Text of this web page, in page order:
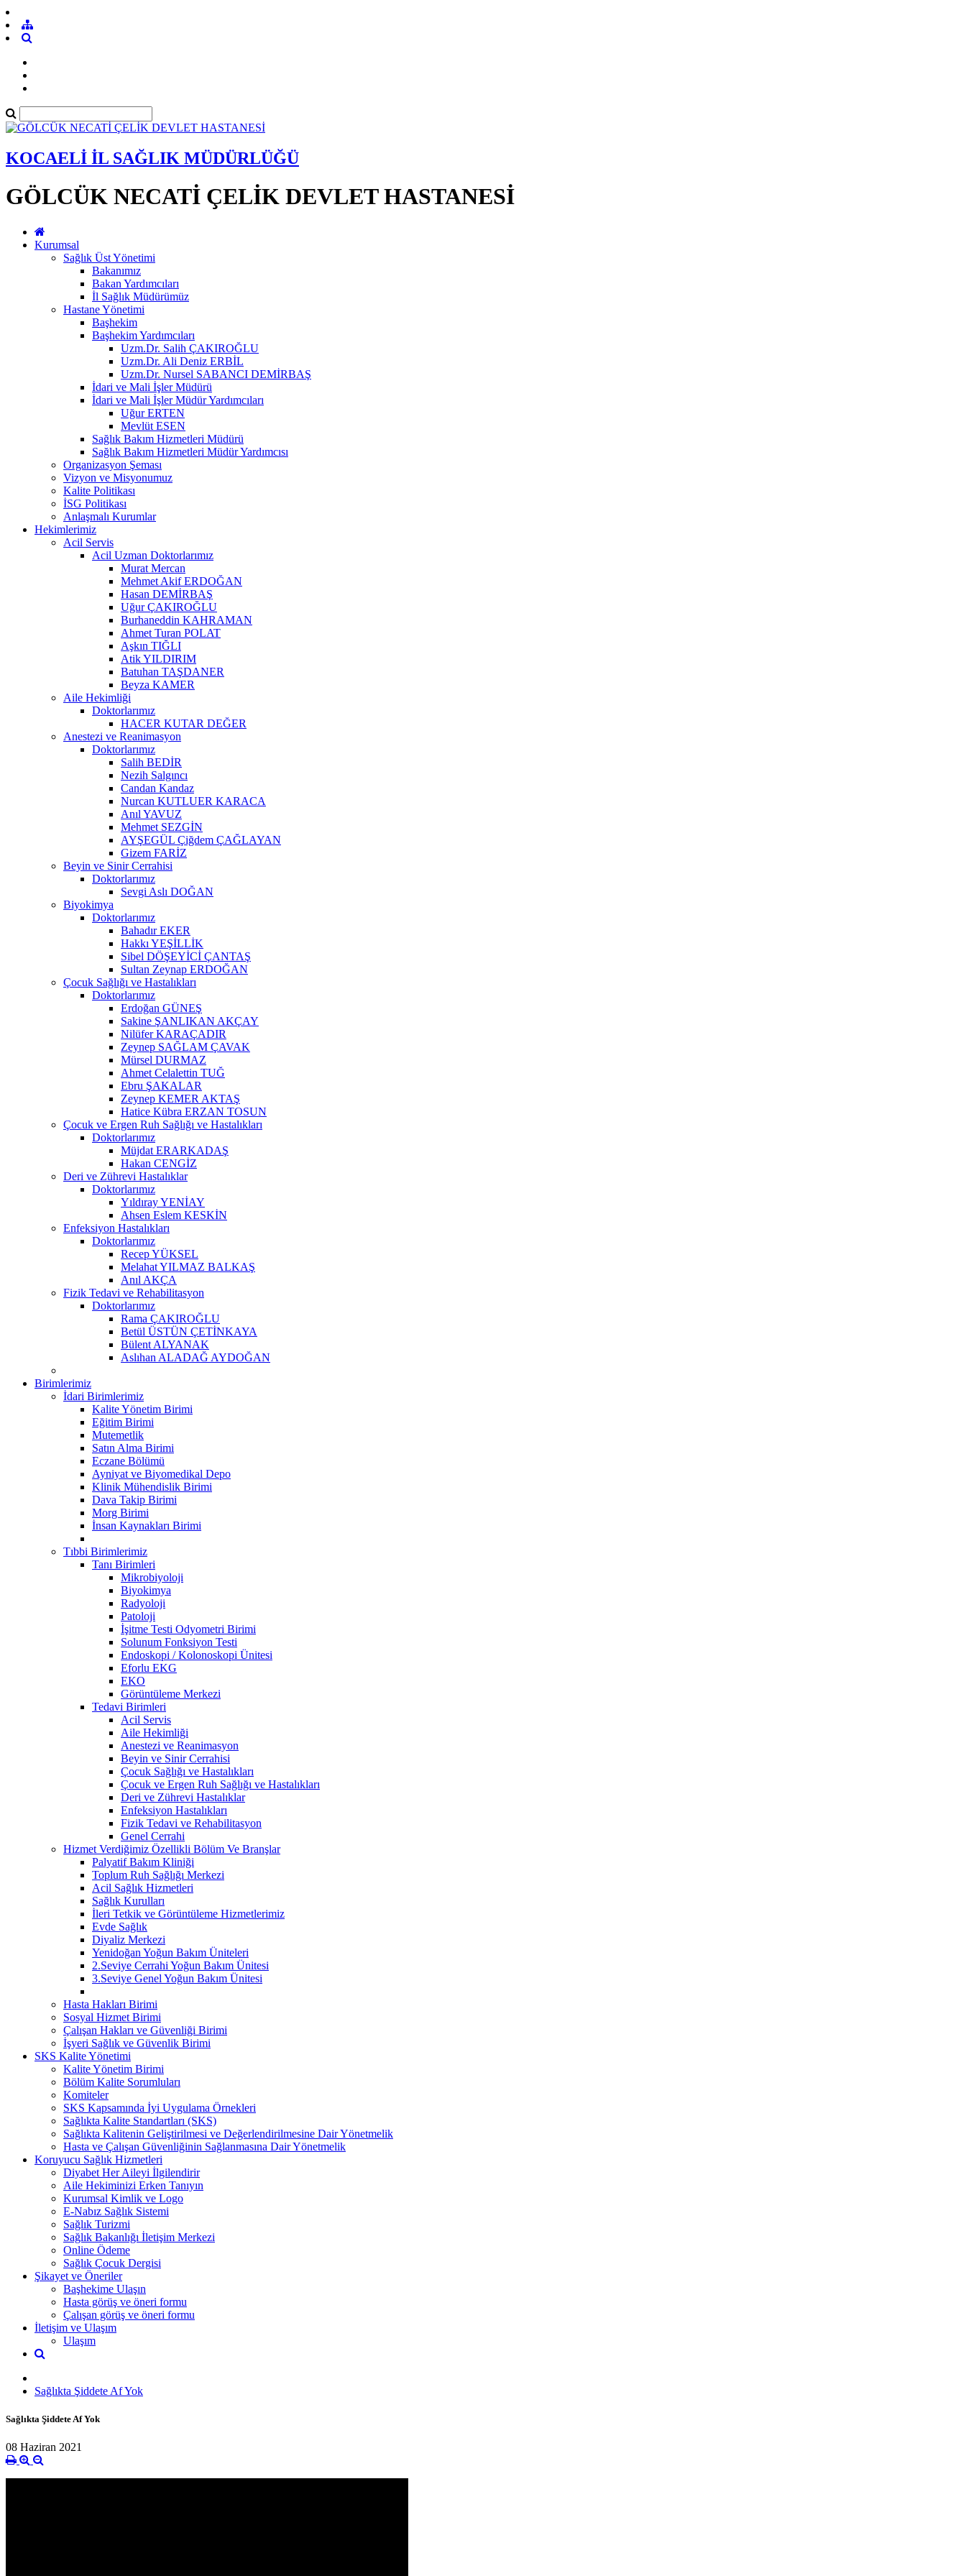
KOCAELİ İL SAĞLIK MÜDÜRLÜĞÜ
GÖLCÜK NECATİ ÇELİK DEVLET HASTANESİ
Kurumsal
Sağlık Üst Yönetimi
Bakanımız
Bakan Yardımcıları
İl Sağlık Müdürümüz
Hastane Yönetimi
Başhekim
Başhekim Yardımcıları
Uzm.Dr. Salih ÇAKIROĞLU
Uzm.Dr. Ali Deniz ERBİL
Uzm.Dr. Nursel SABANCI DEMİRBAŞ
İdari ve Mali İşler Müdürü
İdari ve Mali İşler Müdür Yardımcıları
Uğur ERTEN
Mevlüt ESEN
Sağlık Bakım Hizmetleri Müdürü
Sağlık Bakım Hizmetleri Müdür Yardımcısı
Organizasyon Şeması
Vizyon ve Misyonumuz
Kalite Politikası
İSG Politikası
Anlaşmalı Kurumlar
Hekimlerimiz
Acil Servis
Acil Uzman Doktorlarımız
Murat Mercan
Mehmet Akif ERDOĞAN
Hasan DEMİRBAŞ
Uğur ÇAKIROĞLU
Burhaneddin KAHRAMAN
Ahmet Turan POLAT
Aşkın TIĞLI
Atik YILDIRIM
Batuhan TAŞDANER
Beyza KAMER
Aile Hekimliği
Doktorlarımız
HACER KUTAR DEĞER
Anestezi ve Reanimasyon
Doktorlarımız
Salih BEDİR
Nezih Salgıncı
Candan Kandaz
Nurcan KUTLUER KARACA
Anıl YAVUZ
Mehmet SEZGİN
AYŞEGÜL Çiğdem ÇAĞLAYAN
Gizem FARİZ
Beyin ve Sinir Cerrahisi
Doktorlarımız
Sevgi Aslı DOĞAN
Biyokimya
Doktorlarımız
Bahadır EKER
Hakkı YEŞİLLİK
Sibel DÖŞEYİCİ ÇANTAŞ
Sultan Zeynap ERDOĞAN
Çocuk Sağlığı ve Hastalıkları
Doktorlarımız
Erdoğan GÜNEŞ
Sakine ŞANLIKAN AKÇAY
Nilüfer KARAÇADIR
Zeynep SAĞLAM ÇAVAK
Mürsel DURMAZ
Ahmet Celalettin TUĞ
Ebru ŞAKALAR
Zeynep KEMER AKTAŞ
Hatice Kübra ERZAN TOSUN
Çocuk ve Ergen Ruh Sağlığı ve Hastalıkları
Doktorlarımız
Müjdat ERARKADAŞ
Hakan CENGİZ
Deri ve Zührevi Hastalıklar
Doktorlarımız
Yıldıray YENİAY
Ahsen Eslem KESKİN
Enfeksiyon Hastalıkları
Doktorlarımız
Recep YÜKSEL
Melahat YILMAZ BALKAŞ
Anıl AKÇA
Fizik Tedavi ve Rehabilitasyon
Doktorlarımız
Rama ÇAKIROĞLU
Betül ÜSTÜN ÇETİNKAYA
Bülent ALYANAK
Aslıhan ALADAĞ AYDOĞAN
Birimlerimiz
İdari Birimlerimiz
Kalite Yönetim Birimi
Eğitim Birimi
Mutemetlik
Satın Alma Birimi
Eczane Bölümü
Ayniyat ve Biyomedikal Depo
Klinik Mühendislik Birimi
Dava Takip Birimi
Morg Birimi
İnsan Kaynakları Birimi
Tıbbi Birimlerimiz
Tanı Birimleri
Mikrobiyoloji
Biyokimya
Radyoloji
Patoloji
İşitme Testi Odyometri Birimi
Solunum Fonksiyon Testi
Endoskopi / Kolonoskopi Ünitesi
Eforlu EKG
EKO
Görüntüleme Merkezi
Tedavi Birimleri
Acil Servis
Aile Hekimliği
Anestezi ve Reanimasyon
Beyin ve Sinir Cerrahisi
Çocuk Sağlığı ve Hastalıkları
Çocuk ve Ergen Ruh Sağlığı ve Hastalıkları
Deri ve Zührevi Hastalıklar
Enfeksiyon Hastalıkları
Fizik Tedavi ve Rehabilitasyon
Genel Cerrahi
Hizmet Verdiğimiz Özellikli Bölüm Ve Branşlar
Palyatif Bakım Kliniği
Toplum Ruh Sağlığı Merkezi
Acil Sağlık Hizmetleri
Sağlık Kurulları
İleri Tetkik ve Görüntüleme Hizmetlerimiz
Evde Sağlık
Diyaliz Merkezi
Yenidoğan Yoğun Bakım Üniteleri
2.Seviye Cerrahi Yoğun Bakım Ünitesi
3.Seviye Genel Yoğun Bakım Ünitesi
Hasta Hakları Birimi
Sosyal Hizmet Birimi
Çalışan Hakları ve Güvenliği Birimi
İşyeri Sağlık ve Güvenlik Birimi
SKS Kalite Yönetimi
Kalite Yönetim Birimi
Bölüm Kalite Sorumluları
Komiteler
SKS Kapsamında İyi Uygulama Örnekleri
Sağlıkta Kalite Standartları (SKS)
Sağlıkta Kalitenin Geliştirilmesi ve Değerlendirilmesine Dair Yönetmelik
Hasta ve Çalışan Güvenliğinin Sağlanmasına Dair Yönetmelik
Koruyucu Sağlık Hizmetleri
Diyabet Her Aileyi İlgilendirir
Aile Hekiminizi Erken Tanıyın
Kurumsal Kimlik ve Logo
E-Nabız Sağlık Sistemi
Sağlık Turizmi
Sağlık Bakanlığı İletişim Merkezi
Online Ödeme
Sağlık Çocuk Dergisi
Şikayet ve Öneriler
Başhekime Ulaşın
Hasta görüş ve öneri formu
Çalışan görüş ve öneri formu
İletişim ve Ulaşım
Ulaşım
Sağlıkta Şiddete Af Yok
Sağlıkta Şiddete Af Yok
08 Haziran 2021